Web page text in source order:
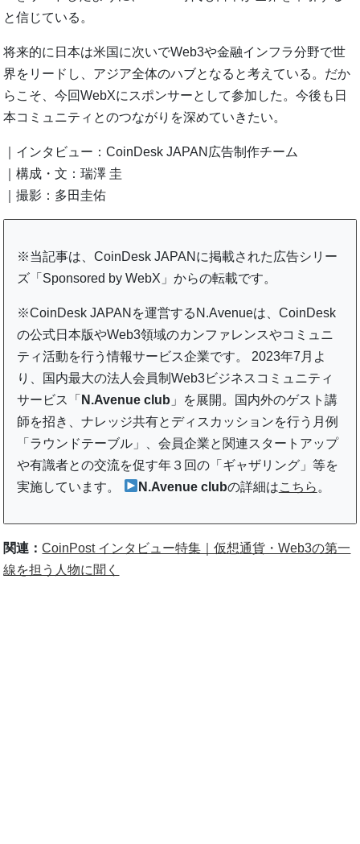
と信じている。
将来的に日本は米国に次いでWeb3や金融インフラ分野で世
界をリードし、アジア全体のハブとなると考えている。だか
らこそ、今回WebXにスポンサーとして参加した。今後も日
本コミュニティとのつながりを深めていきたい。
｜インタビュー：CoinDesk JAPAN広告制作チーム
｜構成・文：瑞澤 圭
｜撮影：多田圭佑
※当記事は、CoinDesk JAPANに掲載された広告シリー
ズ「Sponsored by WebX」からの転載です。
※CoinDesk JAPANを運営するN.Avenueは、CoinDesk
の公式日本版やWeb3領域のカンファレンスやコミュニ
ティ活動を行う情報サービス企業です。 2023年7月よ
り、国内最大の法人会員制Web3ビジネスコミュニティ
サービス「 N.Avenue club 」を展開。国内外のゲスト講
師を招き、ナレッジ共有とディスカッションを行う月例
「ラウンドテーブル」、会員企業と関連スタートアップ
や有識者との交流を促す年３回の「ギャザリング」等を
実施しています。
N.Avenue clubの詳細はこちら 。
関連：CoinPost インタビュー特集｜仮想通貨・Web3の第一
線を担う人物に聞く